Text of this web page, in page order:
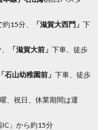
15分、
「滋賀大西門」 下
「滋賀大前」 下車、徒歩
「石山幼稚園前」 下車、徒歩
、祝日、休業期間は運
」から約15分